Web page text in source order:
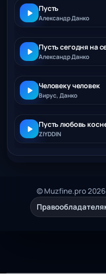
Пусть
Александр Данко
Пусть сегодня на
Александр Данко
Человеку человек
Вирус, Данко
Пусть любовь
ZIYDDIN
© Muzfine.pro